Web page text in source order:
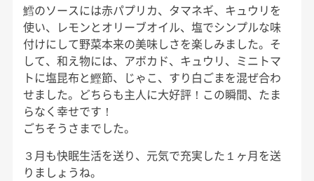
鱈のソースには赤パプリカ、タマネギ、キュウリを
使い、レモンとオリーブオイル、塩でシンプルな味
付けにして野菜本来の美味しさを楽しみました。そ
して、和え物には、アボカド、キュウリ、ミニトマ
トに塩昆布と鰹節、じゃこ、すり白ごまを混ぜ合わ
せました。どちらも主人に大好評！この瞬間、たま
らなく幸せです！
ごちそうさまでした。
３月も快眠生活を送り、元気で充実した１ヶ月を送
りましょうね。